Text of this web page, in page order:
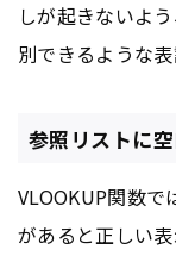
しが起きないよ
別できるような
参照リストに
VLOOKUP関数
があると正しい